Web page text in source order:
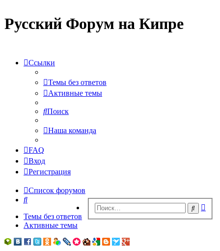
Русский Форум на Кипре
Ссылки
Темы без ответов
Активные темы
Поиск
Наша команда
FAQ
Вход
Регистрация
Список форумов
Поиск
Поиск
Темы без ответов
Активные темы